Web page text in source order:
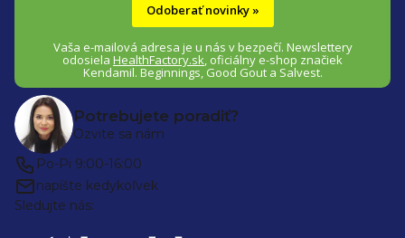
Odoberať novinky »
Vaša e-mailová adresa je u nás v bezpečí. Newslettery
odosiela HealthFactory.sk, oficiálnye-shop značiek
Kendamil. Beginnings, Good Gout a Salvest.
Potrebujete poradiť?
Ozvite sa nám
Po-Pi 9:00-16:00
napíšte kedykoľvek
Sledujte nás: